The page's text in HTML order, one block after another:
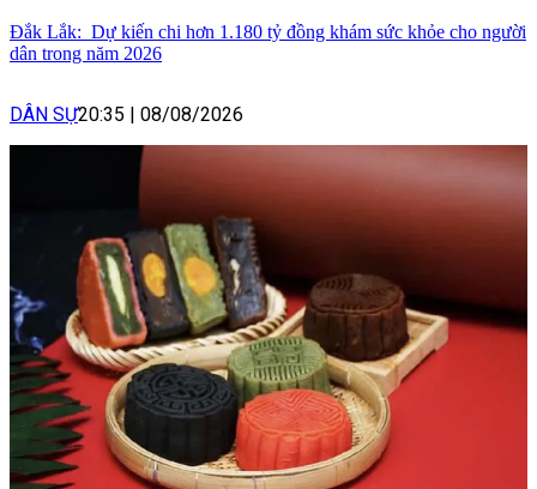
Đắk Lắk: Dự kiến chi hơn 1.180 tỷ đồng khám sức khỏe cho người
dân trong năm 2026
DÂN SỰ20:35 08/08/2026